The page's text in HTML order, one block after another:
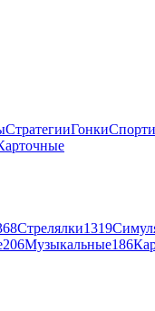
СтратегииГонки
Стрелялки1319
206Музыкальные186